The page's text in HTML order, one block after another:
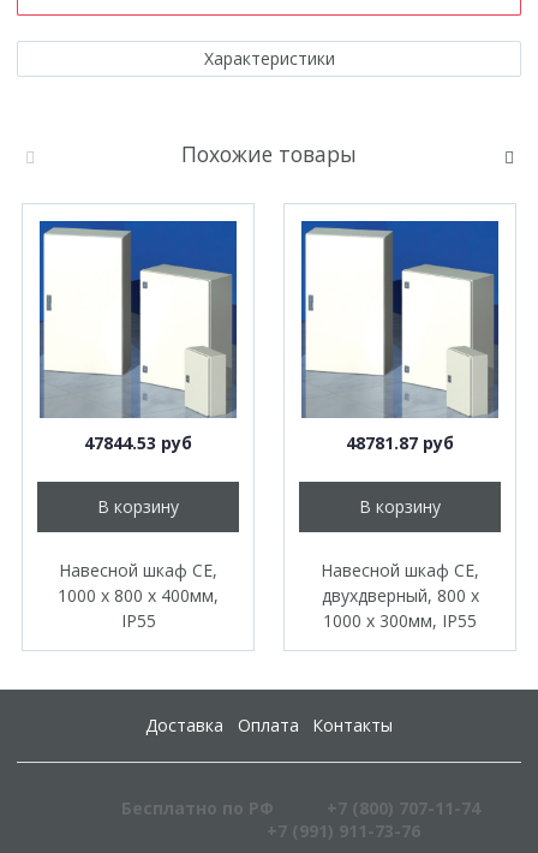
Характеристики
Похожие товары
47844.53 руб
В корзину
Навесной шкаф CE,
1000 x 800 x 400мм,
IP55
48781.87 руб
В корзину
Навесной шкаф CE,
двухдверный, 800 x
1000 x 300мм, IP55
Доставка Оплата Контакты
Бесплатно по РФ
+7 (800) 707-11-74
+7 (991) 911-73-76